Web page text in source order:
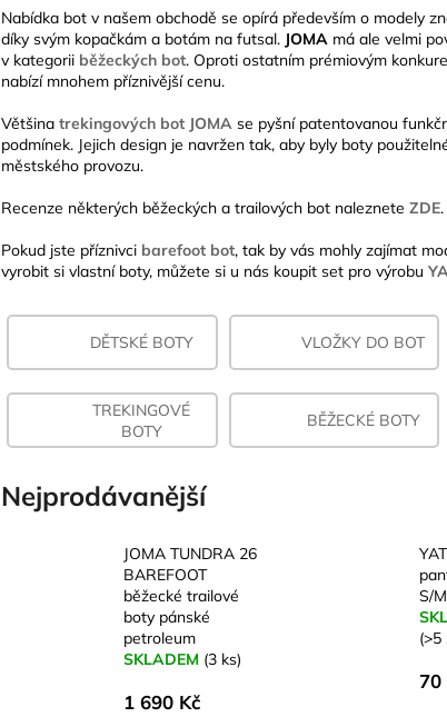
Nabídka bot v našem obchodě se opírá především o modely
díky svým kopačkám a botám na futsal. JOMA má ale velmi
v kategorii běžeckých bot. Oproti ostatním prémiovým
nabízí mnohem příznivější cenu.
Většina trekingových bot JOMA se pyšní patentovanou
podmínek. Jejich design je navržen tak, aby byly boty
městského provozu.
Recenze některých běžeckých a trailových bot naleznete ZDE.
Pokud jste příznivci barefoot bot, tak by vás mohly zajímat
vyrobit si vlastní boty, můžete si u nás koupit set pro výrobu
DĚTSKÉ BOTY VLOŽKY DO BOT
TREKINGOVÉ
BOTY
BĚŽECKÉ BOTY
Nejprodávanější
JOMA TUNDRA 26
BAREFOOT
běžecké trailové
boty pánské
petroleum
SKLADEM (3 ks)
1 690 Kč
S/M
(>5
70